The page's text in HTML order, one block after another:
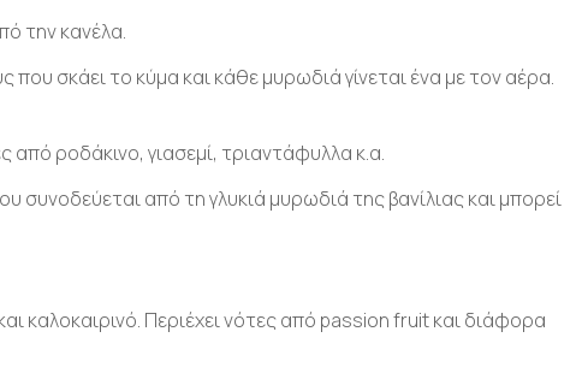
την κανέλα.
σκάει το κύμα και κάθε μυρωδιά γίνεται ένα με τον αέρα.
ροδάκινο, γιασεμί, τριαντάφυλλα κ.α.
από τη γλυκιά μυρωδιά της βανίλιας και μπορεί
καλοκαιρινό. Περιέχει νότες από passion fruit και διάφορα